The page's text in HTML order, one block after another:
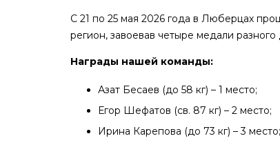
С 21 по 25 мая 2026 года в Люберцах
регион, завоевав четыре медали разного
Награды нашей команды:
Азат Бесаев (до 58 кг) – 1 место;
Егор Шефатов (св. 87 кг) – 2 место;
Ирина Карепова (до 73 кг) – 3 место;